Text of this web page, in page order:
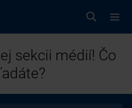
sekcii médií! Čo